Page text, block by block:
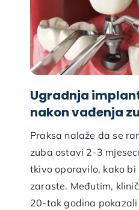
Ugradnja
nakon vađenja
Praksa nalaže da se
zuba ostavi 2-3
tkivo oporavilo, kako
zaraste. Međutim,
20-tak godina pokazali